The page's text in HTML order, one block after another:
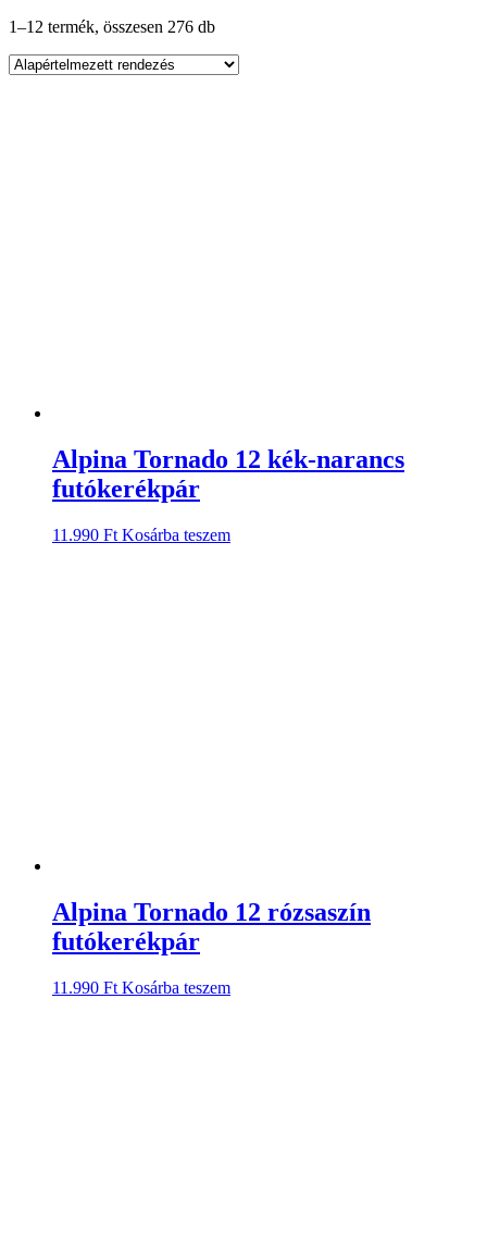
1–12 termék, összesen 276 db
Alpina Tornado 12 kék-narancs
futókerékpár
11.990 Ft Kosárba teszem
Alpina Tornado 12 rózsaszín
futókerékpár
11.990 Ft Kosárba teszem